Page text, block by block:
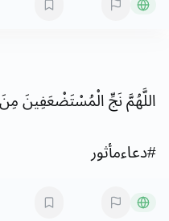
اللَّهُمَّنَجِّالْمُسْتَضْعَفِينَمِنَ
#دعاءمأثور